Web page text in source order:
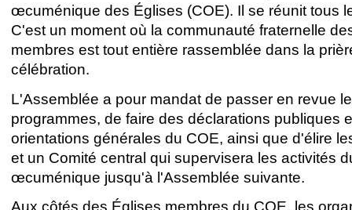
œcuménique des Églises (COE). Il se réunit tous
C'est un moment où la communauté fraternelle
membres est tout entière rassemblée dans la
célébration.
L'Assemblée a pour mandat de passer en revue
programmes, de faire des déclarations publiques
orientations générales du COE, ainsi que d'élire
et un Comité central qui supervisera les activités
œcuménique jusqu'à l'Assemblée suivante.